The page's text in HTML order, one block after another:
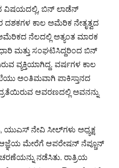
ವಿಷಯದಲ್ಲಿ, ಬಿನ್ ಲಾಡೆನ್
ಕಾಲ ಅಮೆರಿಕ ನೇತೃತ್ವದ
ನೆಲದಲ್ಲಿ ಅತ್ಯಂತ ಮಾರಕ
ಮತ್ತು ಸಂಘಟಿಸಿದ್ದರಿಂದ ಬಿನ್
ವ್ಯಕ್ತಿಯಾಗಿದ್ದ. ವರ್ಷಗಳ ಕಾಲ
ಅಂತಿಮವಾಗಿ ಪಾಕಿಸ್ತಾನದ
ಆವರಣದಲ್ಲಿ ಅವನನ್ನು
ಯುಎಸ್ ನೇವಿ ಸೀಲ್‌ಗಳು ಅಧ್ಯಕ್ಷ
ಮೇರೆಗೆ ಆಪರೇಷನ್ ನೆಪ್ಚೂನ್
ನಡೆಸಿತು. ರಾತ್ರಿಯ